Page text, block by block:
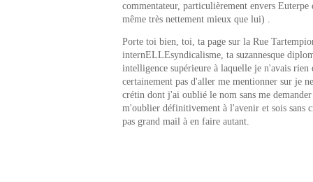
commentateur, particulièrement envers
même très nettement mieux que lui) .
Porte toi bien, toi, ta page sur la Rue
internELLEsyndicalisme, ta suzannesque
intelligence supérieure à laquelle je n'avais rien
certainement pas d'aller me mentionner sur je
crétin dont j'ai oublié le nom sans me
m'oublier définitivement à l'avenir et sois sans
pas grand mail à en faire autant.